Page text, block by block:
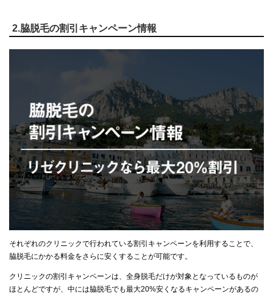
2.脇脱毛の割引キャンペーン情報
それぞれのクリニックで行われている割引キャンペーンを利用することで、
脇脱毛にかかる料金をさらに安くすることが可能です。
クリニックの割引キャンペーンは、全身脱毛だけが対象となっているものが
ほとんどですが、中には脇脱毛でも最大20%安くなるキャンペーンがあるの